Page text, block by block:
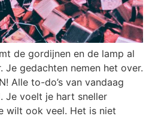
de gordijnen en de lamp al
Je gedachten nemen het over.
Alle to-do’s van vandaag
Je voelt je hart sneller
wilt ook veel. Het is niet